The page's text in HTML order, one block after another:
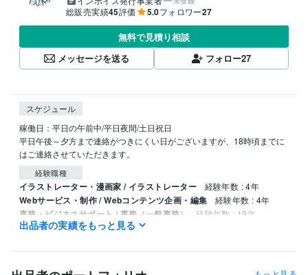
総販売実績45評価 5.0フォロワー27
無料で見積り相談
メッセージを送る
フォロー27
スケジュール
稼働日：平日の午前中/平日夜間/土日祝日
平日午後～夕方まで連絡がつきにくい日がございますが、18時頃までに
はご連絡させていただきます。
経験職種
イラストレーター・漫画家 / イラストレーター 経験年数 : 4年
Webサービス・制作 / Webコンテンツ企画・編集 経験年数 : 4年
事務・ビジネスサポート / 事務（一般事務） 経験年数 : 19年
マイクロソフト オフィス スペシャリスト（MOS） 取得年 : 2023年
出品者の実績をもっと見る